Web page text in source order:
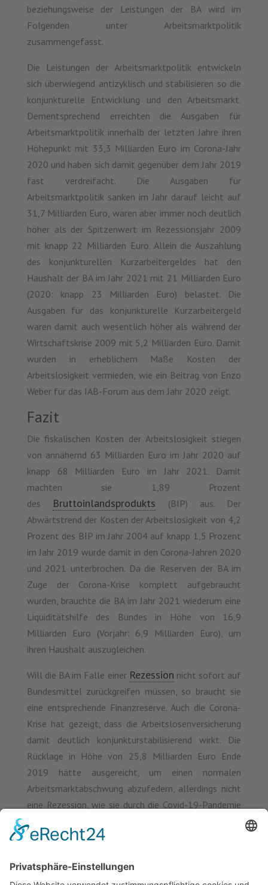
beziehungsweise der Leistungen der BA wird im
Folgenden unter Arbeitsmarktpolitik
zusammengefasst.
Die Leistungen der Arbeitsmarktpolitik entwickeln
sich überwiegend antizyklisch und stabilisieren so die
konjunkturelle Entwicklung und den Arbeitsmarkt.
Dementsprechend erreichten die Ausgaben für
Arbeitsmarktpolitik innerhalb der letzten Jahre ihren
Höhepunkt mit 33,3 Milliarden Euro im Corona-Jahr
2020 und haben sich damit gegenüber dem Jahr 2019
fast verdreifacht. Die Ausgaben für
Arbeitsmarktpolitik sanken im Jahr darauf leicht auf
31,7 Milliarden Euro, waren aber immer noch deutlich
höher als der Spitzenwert im Rezessionsjahr 2009
mit knapp 22 Milliarden Euro. Allein die Auszahlung
des konjunkturellen Kurzarbeitergeldes hat den
Haushalt der BA im Jahr 2021 mit 21 Milliarden Euro
(2020: knapp 23 Milliarden Euro) belastet. Die
Ausgaben für das konjunkturelle Kurzarbeitergeld
waren damit auch wesentlich höher als während der
Wirtschaftskrise 2009 mit 5,2 Milliarden Euro. Damit
wurden in erheblichem Maße Kosten der
Arbeitslosigkeit vermieden, wie ein Beitrag von Enzo
Weber für das IAB-Forum aus dem Jahr 2020 zeigt.
Fazit
Die fiskalischen Kosten der Arbeitslosigkeit stiegen
von annähernd 63 Milliarden Euro im Jahr 2020 auf
knapp 68 Milliarden Euro im Jahr 2021. Damit
machten sie 1,89 Prozent
des
Bruttoinlandsprodukts
(BIP) aus. Der
Abwärtstrend der Kosten der Arbeitslosigkeit von 4,2
Prozent des BIP im Jahr 2004 auf knapp 1,5 Prozent
im Jahr 2019 wurde damit in den Corona-Jahren 2020
und 2021 unterbrochen. Da die Reserven der BA im
Zuge der Corona-Krise komplett aufgebraucht
wurden, brauchte die BA im Jahr 2021 wiederum eine
Liquiditätshilfe des Bundes in Höhe von 16,9
Milliarden Euro (Vorjahr: 6,9 Milliarden Euro), um
ihren Haushalt auszugleichen.
Will die BA im Falle einer Rezession nicht sofort auf
Bundesmittel zurückgreifen müssen, so braucht sie
eine entsprechende Finanzreserve. Auch die Corona-
Krise hat gezeigt, dass die Arbeitslosenversicherung
damit deutlich konjunkturstabilisierend wirkt. Die
Rücklage in Höhe von 25,8 Milliarden Euro Ende
2019 hätte ausgereicht, um einen normalen
Arbeitsmarktabschwung abzufedern, allerdings nicht
eine Rezession, wie sie durch die Covid-19-Pandemie
vor der Herausforderung, wieder eine Rücklage in
Rezession aufzubauen. Diese Reserve sollte eine